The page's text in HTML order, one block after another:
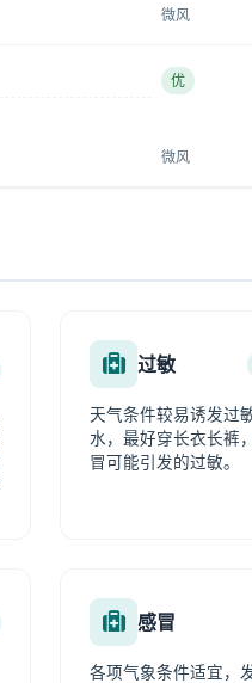
微风
优
微风
过敏
天气条件较易诱发过
水，最好穿长衣长裤
冒可能引发的过敏。
感冒
各项气象条件适宜，